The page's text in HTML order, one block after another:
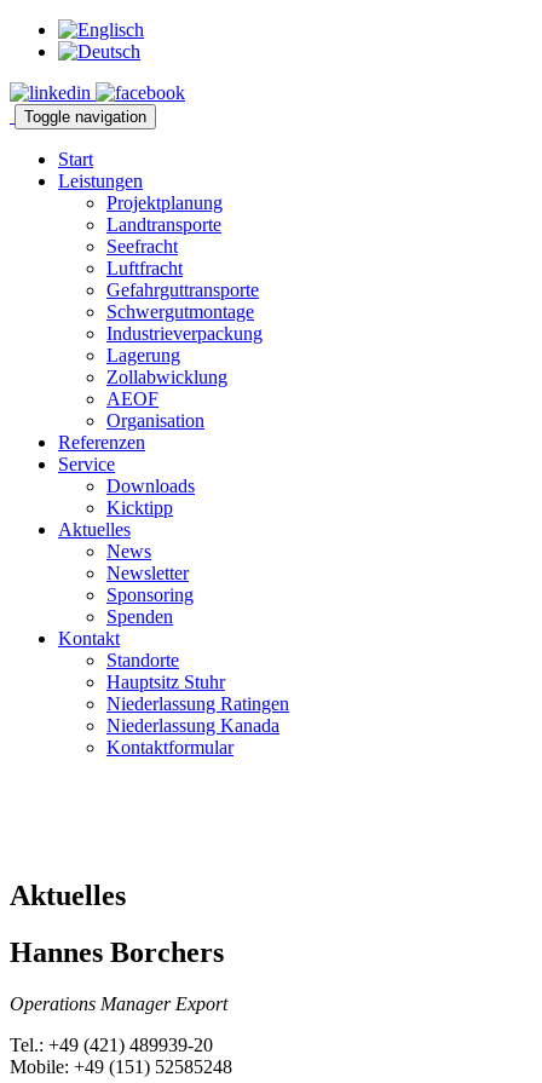
Toggle navigation
Start
Leistungen
Projektplanung
Landtransporte
Seefracht
Luftfracht
Gefahrguttransporte
Schwergutmontage
Industrieverpackung
Lagerung
Zollabwicklung
AEOF
Organisation
Referenzen
Service
Downloads
Kicktipp
Aktuelles
News
Newsletter
Sponsoring
Spenden
Kontakt
Standorte
Hauptsitz Stuhr
Niederlassung Ratingen
Niederlassung Kanada
Kontaktformular
Aktuelles
Hannes Borchers
Operations Manager Export
Tel.: +49 (421) 489939-20
Mobile: +49 (151) 52585248